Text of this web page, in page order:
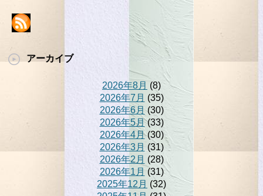
アーカイブ
2026年8月 (8)
2026年7月 (35)
2026年6月 (30)
2026年5月(33)
2026年4月(30)
2026年3月 (31)
2026年2月 (28)
2026年1月 (31)
2025年12月 (32)